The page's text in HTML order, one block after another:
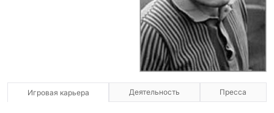
Игровая карьера Деятельность Пресса